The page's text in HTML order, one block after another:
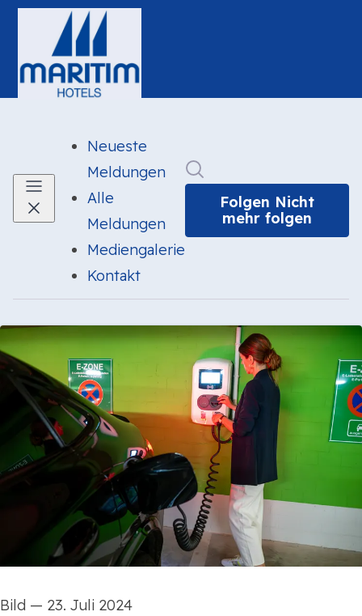
Neueste
Meldungen
Alle
Meldungen
Mediengalerie
Kontakt
Folgen Nicht
mehr folgen
Bild — 23. Juli 2024